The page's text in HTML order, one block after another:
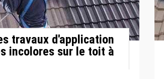
travaux d'application
incolores sur le toit à